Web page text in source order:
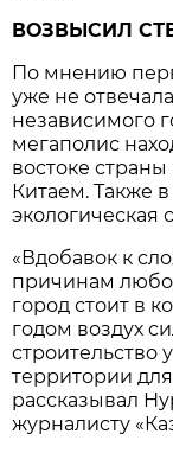
ВОЗВЫСИЛ
По мнению
уже не
независимого
мегаполис
востоке
Китаем. Также
экологическая
«Вдобавок к
причинам
город стоит в
годом воздух
строительство
территории
рассказывал
журналисту